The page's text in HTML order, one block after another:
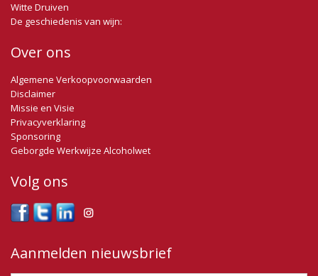
Witte Druiven
De geschiedenis van wijn:
Over ons
Algemene Verkoopvoorwaarden
Disclaimer
Missie en Visie
Privacyverklaring
Sponsoring
Geborgde Werkwijze Alcoholwet
Volg ons
Aanmelden nieuwsbrief